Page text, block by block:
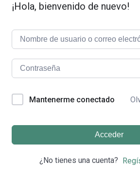
¡Hola, bienvenido de nuevo!
Mantenerme conectado
Acceder
¿No tienes una cuenta?